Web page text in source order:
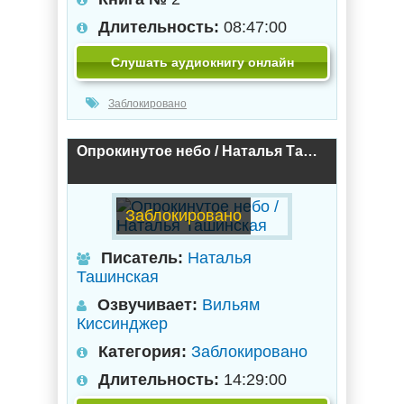
Длительность: 08:47:00
Слушать аудиокнигу онлайн
Заблокировано
Опрокинутое небо / Наталья Ташинская
Заблокировано
Писатель: Наталья
Ташинская
Озвучивает: Вильям
Киссинджер
Категория: Заблокировано
Длительность: 14:29:00